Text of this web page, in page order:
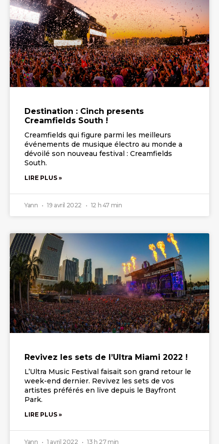
Destination : Cinch presents
Creamfields South !
Creamfields qui figure parmi les meilleurs
événements de musique électro au monde a
dévoilé son nouveau festival : Creamfields
South.
LIRE PLUS »
Yann 19 avril 2022 12 h 47 min
Revivez les sets de l’Ultra Miami 2022 !
L’Ultra Music Festival faisait son grand retour le
week-end dernier. Revivez les sets de vos
artistes préférés en live depuis le Bayfront
Park.
LIRE PLUS »
Yann 1 avril 2022 13 h 27 min